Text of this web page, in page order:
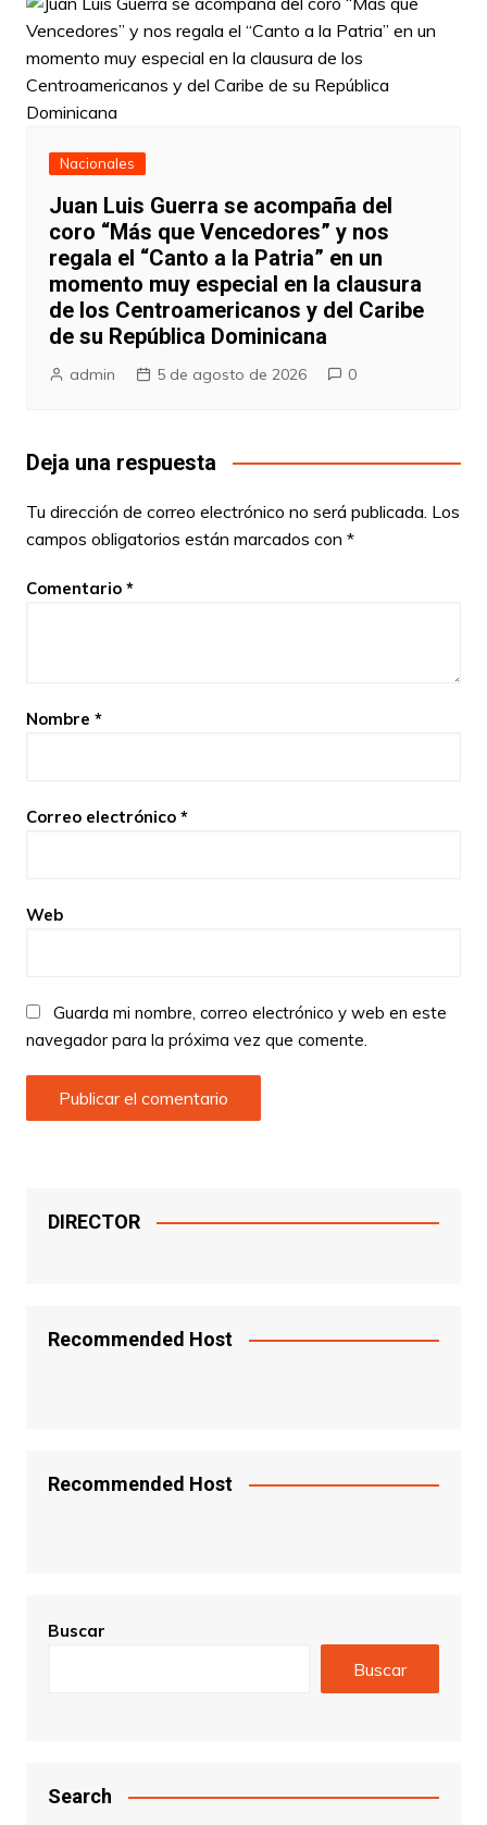
Nacionales
Juan Luis Guerra se acompaña del
coro “Más que Vencedores” y nos
regala el “Canto a la Patria” en un
momento muy especial en la clausura
de los Centroamericanos y del Caribe
de su República Dominicana
admin 5 de agosto de 2026 0
Deja una respuesta
Tu dirección de correo electrónico no será publicada. Los
campos obligatorios están marcados con *
Comentario *
Nombre *
Correo electrónico *
Web
Guarda mi nombre, correo electrónico y web en este
navegador para la próxima vez que comente.
DIRECTOR
Recommended Host
Recommended Host
Buscar
Buscar
Search